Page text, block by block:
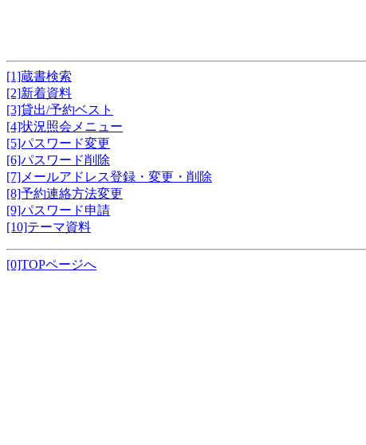
[1]蔵書検索
[2]新着資料
[3]貸出/予約ベスト
[4]状況照会メニュー
[5]パスワード変更
[6]パスワード削除
[7]メールアドレス登録・変更・削除
[8]予約連絡方法変更
[9]パスワード申請
[10]テーマ資料
[0]TOPページへ